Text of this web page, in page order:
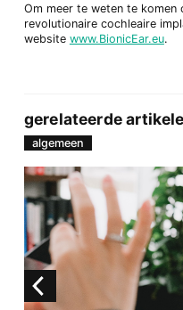
Om meer te weten te komen
revolutionaire cochleaire
website www.BionicEar.eu.
gerelateerde
algemeen